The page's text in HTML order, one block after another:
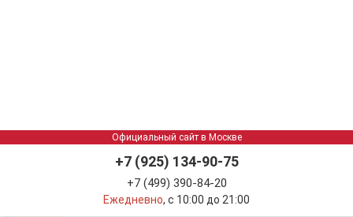
Официальный сайт в Москве
+7 (925) 134-90-75
+7 (499) 390-84-20
Ежедневно, с 10:00 до 21:00